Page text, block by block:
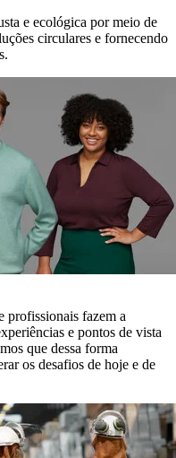
e ecológica por meio de
circulares e fornecendo
profissionais fazem a
e pontos de vista
que dessa forma
os desafios de hoje e de